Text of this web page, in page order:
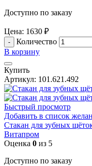
Доступно по заказу
Цена: 1630 ₽
Количество
В корзину
Купить
Артикул: 101.621.492
Быстрый просмотр
Добавить в список
Стакан для зубных
Витапром
Оценка 0 из 5
Доступно по заказу